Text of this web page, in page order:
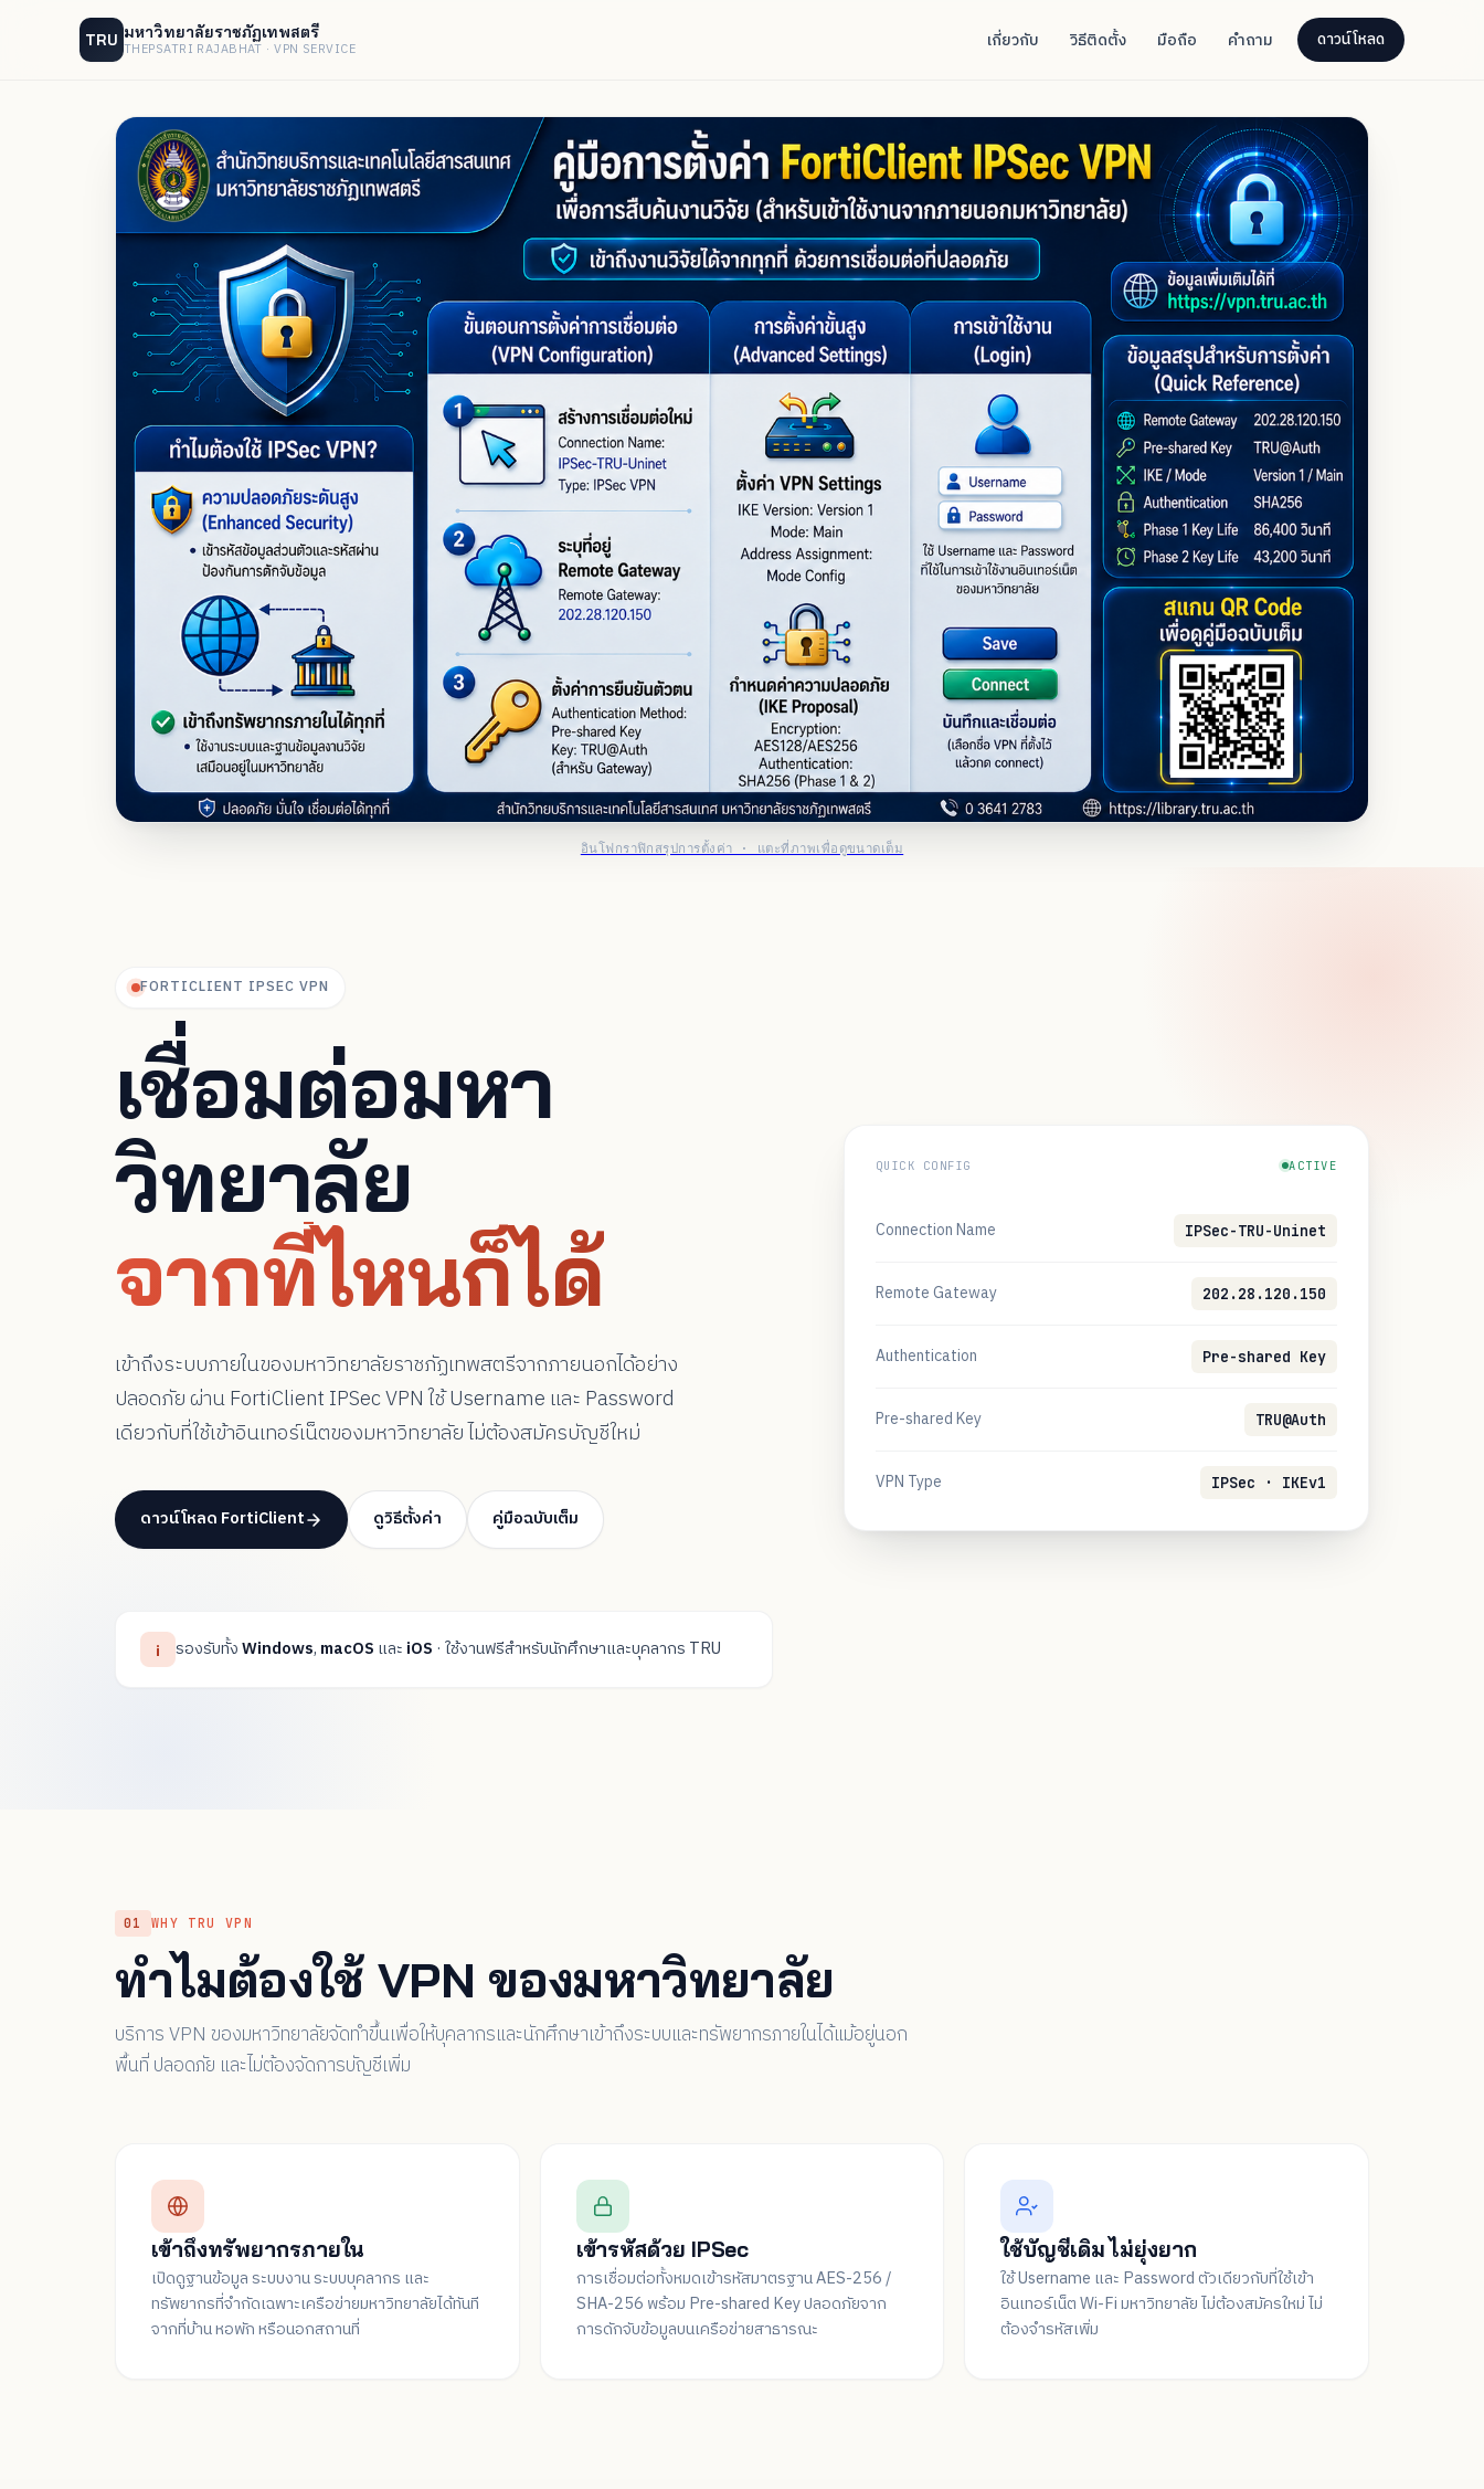
TRU มหาวิทยาลัยราชภัฏเทพสตรี
THEPSATRI RAJABHAT · VPN SERVICE
เกี่ยวกับ วิธีติดตั้ง มือถือ คำถาม ดาวน์โหลด
อินโฟกราฟิกสรุปการตั้งค่า · แตะที่ภาพเพื่อดูขนาดเต็ม
FORTICLIENT IPSEC VPN
เชื่อมต่อมหา
วิทยาลัย
จากที่ไหนก็ได้
เข้าถึงระบบภายในของมหาวิทยาลัยราชภัฏเทพสตรีจากภายนอกได้อย่าง
ปลอดภัย ผ่าน FortiClient IPSec VPN ใช้ Username และ Password
เดียวกับที่ใช้เข้าอินเทอร์เน็ตของมหาวิทยาลัย ไม่ต้องสมัครบัญชีใหม่
ดาวน์โหลด FortiClient ดูวิธีตั้งค่า คู่มือฉบับเต็ม
i รองรับทั้งWindows, macOS และ iOS · ใช้งานฟรีสำหรับนักศึกษาและบุคลากร TRU
QUICK CONFIG ACTIVE
Connection Name IPSec-TRU-Uninet
Remote Gateway 202.28.120.150
Authentication Pre-shared Key
Pre-shared Key TRU@Auth
VPN Type IPSec · IKEv1
WHY TRU VPN
ทำไมต้องใช้ VPN ของมหาวิทยาลัย
บริการ VPN ของมหาวิทยาลัยจัดทำขึ้นเพื่อให้บุคลากรและนักศึกษาเข้าถึงระบบและทรัพยากรภายในได้แม้อยู่นอก
พื้นที่ ปลอดภัย และไม่ต้องจัดการบัญชีเพิ่ม
เข้าถึงทรัพยากรภายใน
เปิดดูฐานข้อมูล ระบบงาน ระบบบุคลากร และ
ทรัพยากรที่จำกัดเฉพาะเครือข่ายมหาวิทยาลัยได้ทันที
จากที่บ้าน หอพัก หรือนอกสถานที่
เข้ารหัสด้วย IPSec
การเชื่อมต่อทั้งหมดเข้ารหัสมาตรฐาน AES-256 /
SHA-256 พร้อม Pre-shared Key ปลอดภัยจาก
การดักจับข้อมูลบนเครือข่ายสาธารณะ
ใช้บัญชีเดิม ไม่ยุ่งยาก
ใช้ Username และ Password ตัวเดียวกับที่ใช้เข้า
อินเทอร์เน็ต Wi-Fi มหาวิทยาลัย ไม่ต้องสมัครใหม่ ไม่
ต้องจำรหัสเพิ่ม